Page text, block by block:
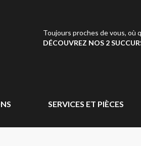
Toujours proches de vous, où
DÉCOUVREZ NOS 2
SERVICES ET PIÈCES